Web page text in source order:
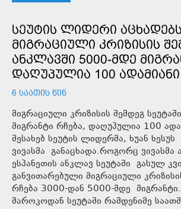
ᲡᲔᲣᲢᲘᲡ ᲚᲘᲓᲔᲠᲘ
ᲛᲘᲒᲠᲐᲪᲘᲣᲚᲘ ᲙᲠᲘᲖᲘᲡᲘᲡ
ᲐᲜᲙᲚᲐᲕᲨᲘ 5000-ᲛᲓᲔ
ᲓᲐᲦᲣᲞᲣᲚᲘᲐ 100 ᲐᲓᲐᲛᲘᲐᲜᲘ
6 ᲡᲐᲐᲗᲘᲡ ᲬᲘᲜ
მიგრაციული კრიზისის შემდეგ
მიგრანტი რჩება, დაღუპულია 100
შესახებ სეუტის ლიდერმა, ხუან ხესუს
ვივასმა განაცხადა.როგორც ვივასმა
ესპანეთის ანკლავ სეუტაში გასულ
განვითარებული მიგრაციული
რჩება 3000-დან 5000-მდე
მაროკოდან სეუტაში რამდენიმე